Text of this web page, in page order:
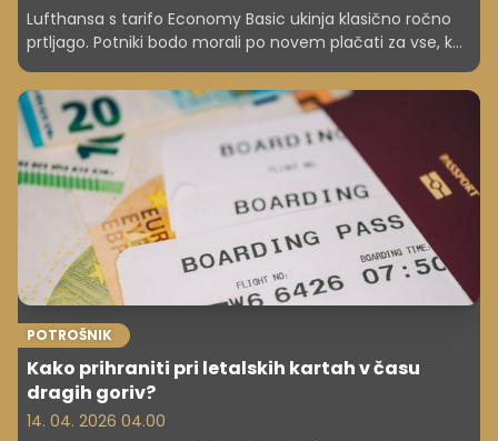
Lufthansa s tarifo Economy Basic ukinja klasično ročno
prtljago. Potniki bodo morali po novem plačati za vse, kar
presega dimenzije manjše torbe.
POTROŠNIK
Kako prihraniti pri letalskih kartah v času
dragih goriv?
14. 04. 2026 04.00